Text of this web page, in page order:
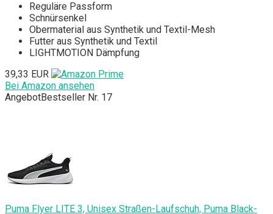
Reguläre Passform
Schnürsenkel
Obermaterial aus Synthetik und Textil-Mesh
Futter aus Synthetik und Textil
LIGHTMOTION Dämpfung
39,33 EUR
Bei Amazon ansehen
AngebotBestseller Nr. 17
Puma Flyer LITE 3, Unisex Straßen-Laufschuh, Puma Black-